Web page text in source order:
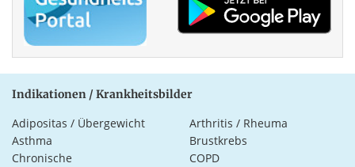
Indikationen / Krankheitsbilder
Adipositas / Übergewicht
Arthritis / Rheuma
Asthma
Brustkrebs
Chronische
COPD